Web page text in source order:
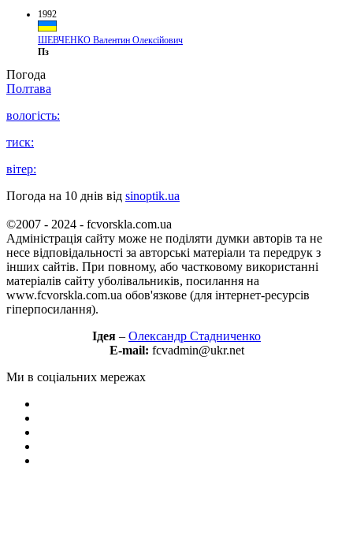
1992
ШЕВЧЕНКО Валентин Олексійович
Пз
Погода
Полтава
вологість:
тиск:
вітер:
Погода на 10 днів від sinoptik.ua
©2007 - 2024 - fcvorskla.com.ua
Адміністрація сайту може не поділяти думки авторів та не
несе відповідальності за авторські матеріали та передрук з
інших сайтів. При повному, або частковому використанні
матеріалів сайту уболівальників, посилання на
www.fcvorskla.com.ua обов'язкове (для інтернет-ресурсів
гіперпосилання).
Ідея – Олександр Стадниченко
E-mail: fcvadmin@ukr.net
Ми в соціальних мережах